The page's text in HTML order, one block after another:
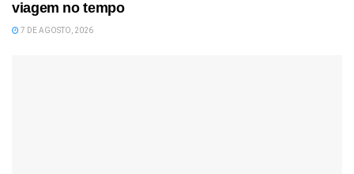
viagem no tempo
7 DE AGOSTO, 2026